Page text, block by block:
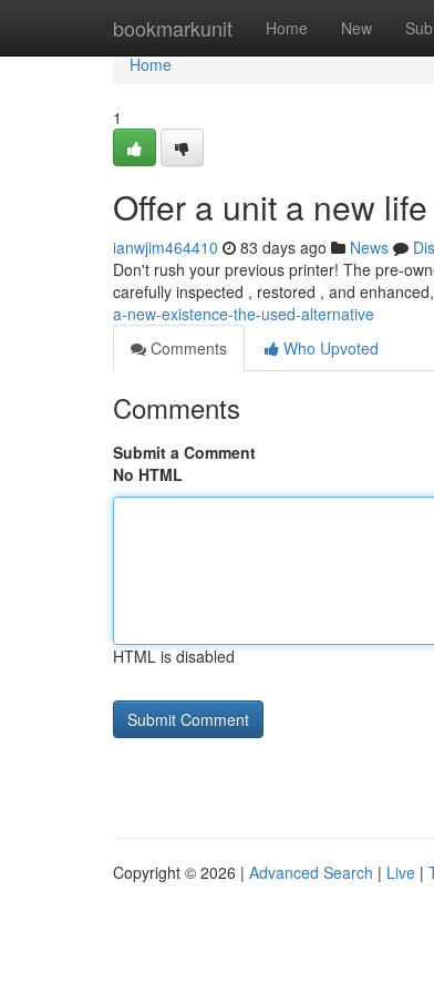
bookmarkunit Home New
Home
Home
1
Offer a unit a new
ianwjim464410 83 days ago News
Don't rush your previous printer! The pre-
carefully inspected , restored , and
a-new-existence-the-used-alternative
Comments
Who Upvoted
Comments
Submit a Comment
No HTML
HTML is disabled
Copyright © 2026 | Advanced Search | Live |